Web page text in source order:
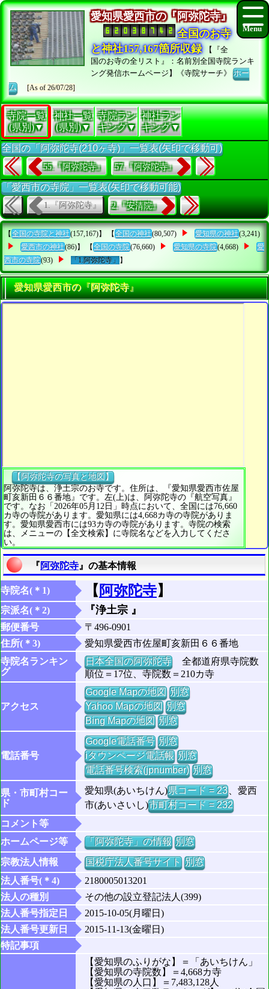
愛知県愛西市の『阿弥陀寺』
全国のお寺
と神社157,167箇所収録
【『全
国のお寺の全リスト』：名前別全国寺院ランキ
ング発信ホームページ】《寺院サーチ》ホー
ム
[As of 26/07/28]
寺院一覧
(県別)▼
神社一覧
(県別)▼
寺院ラン
キング▼
神社ラン
キング▼
全国の「阿弥陀寺(210ヶ寺)」一覧表(矢印で移動可)
55.『阿弥陀寺』 57.『阿弥陀寺』
「愛西市の寺院」一覧表(矢印で移動可能)
1.『阿弥陀寺』 2.『安清院』
【 全国の寺院と神社(157,167)】 【 全国の神社(80,507) 愛知県の神社(3,241)
愛西市の神社(86)】 【 全国の寺院(76,660) 愛知県の寺院(4,668)
愛
西市の寺院(93) 「1.阿弥陀寺」 】
愛知県愛西市の『阿弥陀寺』
【阿弥陀寺の写真と地図】
阿弥陀寺は、浄土宗のお寺です。住所は、『愛知県愛西市佐屋
町亥新田６６番地』です。左(上)は、阿弥陀寺の『航空写真』
です。なお「2026年05月12日」時点において、全国には76,660
カ寺の寺院があります。愛知県には4,668カ寺の寺院がありま
す。愛知県愛西市には93カ寺の寺院があります。寺院の検索
は、メニューの【全文検索】に寺院名などを入力してくださ
い。
『阿弥陀寺 』の基本情報
寺院名(＊1) 【 阿弥陀寺】
宗派名(＊2) 『浄土宗 』
郵便番号
〒496-0901
住所(＊3)
愛知県愛西市佐屋町亥新田６６番地
寺院名ランキン
グ
日本全国の阿弥陀寺全都道府県寺院数
順位＝17位、寺院数＝210カ寺
アクセス
Google Mapの地図 別窓
Yahoo Mapの地図 別窓
Bing Mapの地図 別窓
電話番号
Google電話番号 別窓
iタウンページ電話帳 別窓
電話番号検索(jpnumber) 別窓
県・市町村コー
ド
愛知県(あいちけん)県コード = 23、愛西
市(あいさいし)市町村コード = 232
コメント等
ホームページ等
「阿弥陀寺」の情報 別窓
宗教法人情報
国税庁法人番号サイト 別窓
法人番号(＊4)
2180005013201
法人の種別
その他の設立登記法人(399)
法人番号指定日
2015-10-05(月曜日)
法人番号更新日
2015-11-13(金曜日)
特記事項
【愛知県のふりがな】＝「あいちけん」
【愛知県の寺院数】＝4,668カ寺
【愛知県の人口】＝7,483,128人